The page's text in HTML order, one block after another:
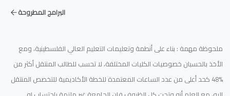
البرامج المطروحة
ملحوظة مهمة : بناء على أنطمة وتعليمات التعليم العالي الفلسطينية، ومع
الأخذ بالحسبان خصوصيات الكليات المختلفة، لا تحسب للطالب المنتقل أكثر من
%48 كحد أعلى من عدد الساعات المعتمدة للخطة الأكاديمية للتخصص المنتقل